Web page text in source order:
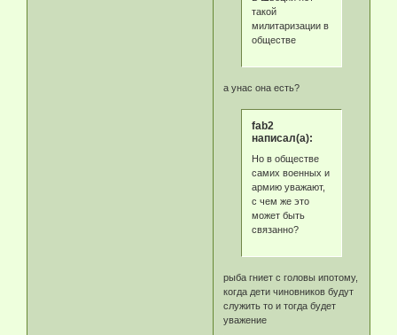
такой
милитаризации в
обществе
а унас она есть?
fab2
написал(а):
Но в обществе
самих военных и
армию уважают,
с чем же это
может быть
связанно?
рыба гниет с головы ипотому,
когда дети чиновников будут
служить то и тогда будет
уважение